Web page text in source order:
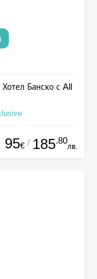
Банско с All
95€ / 185.80
лв.